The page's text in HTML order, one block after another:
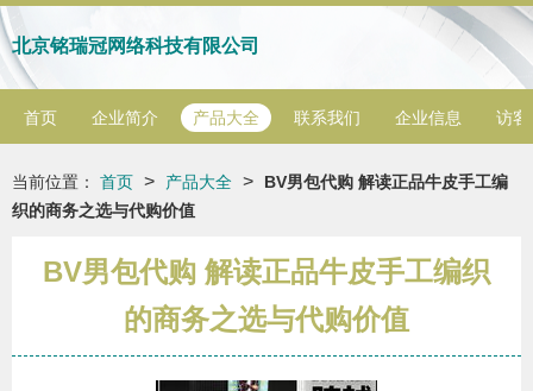
北京铭瑞冠网络科技有限公司
首页 企业简介 产品大全 联系我们 企业信息 访客
当前位置： 首页 > 产品大全 >
BV男包代购 解读正品牛皮手工编
织的商务之选与代购价值
BV男包代购 解读正品牛皮手工编织
的商务之选与代购价值